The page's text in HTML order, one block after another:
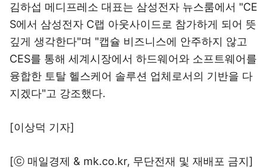
김하섭 메디프레소 대표는 삼성전자 뉴스룸에서 "CE
S에서 삼성전자 C랩 아웃사이드로 참가하게 되어 뜻
깊게 생각한다"며 "캡슐 비즈니스에 안주하지 않고
CES를 통해 세계시장에서 하드웨어와 소프트웨어를
융합한 토탈 헬스케어 솔루션 업체로서의 기반을 다
지겠다"고 강조했다.
[이상덕 기자]
[ⓒ 매일경제 & mk.co.kr, 무단전재 및 재배포 금지]